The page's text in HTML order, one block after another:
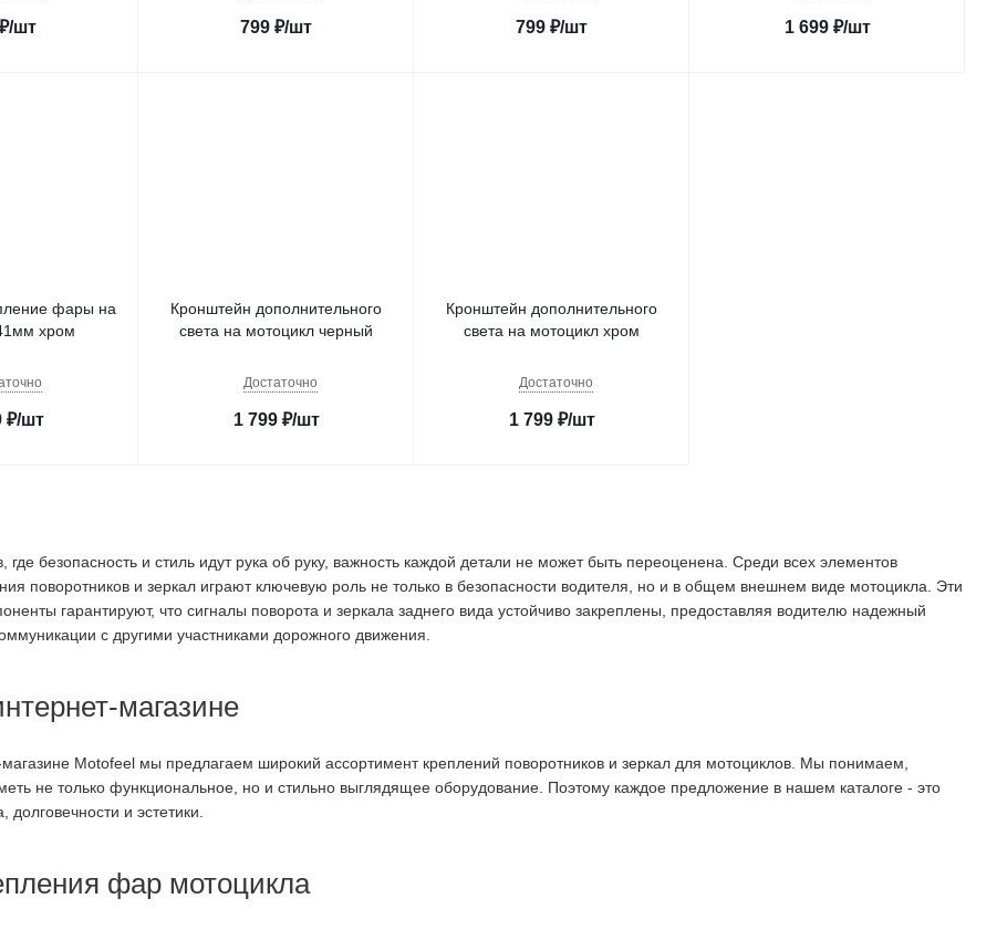
₽/шт 799 ₽/шт 799 ₽/шт 1 699₽/шт
фары на
хром
₽/шт
Кронштейн дополнительного
света на мотоцикл черный
Достаточно
1 799₽/шт
Кронштейн дополнительного
света на мотоцикл хром
Достаточно
1 799₽/шт
где безопасность и стиль идут рука об руку, важность каждой детали не может быть переоценена. Среди всех элементов
поворотников и зеркал играют ключевую роль не только в безопасности водителя, но и в общем внешнем виде мотоцикла. Эти
гарантируют, что сигналы поворота и зеркала заднего вида устойчиво закреплены, предоставляя водителю надежный
с другими участниками дорожного движения.
магазине
Motofeel мы предлагаем широкий ассортимент креплений поворотников и зеркал для мотоциклов. Мы понимаем,
не только функциональное, но и стильно выглядящее оборудование. Поэтому каждое предложение в нашем каталоге - это
долговечности и эстетики.
фар мотоцикла